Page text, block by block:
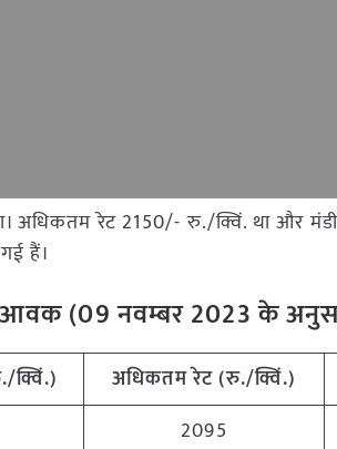
अधिकतम रेट 2150/- रु./क्विं. था
हैं।
(09 नवम्बर 2023 के
क्विं.) अधिकतमरेट (रु./क्विं.)
2095